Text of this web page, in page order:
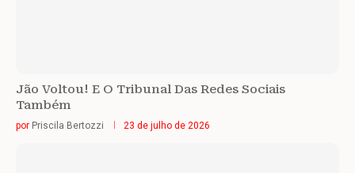
Jão Voltou! E O Tribunal Das Redes Sociais
Também
por Priscila Bertozzi 23 de julho de 2026